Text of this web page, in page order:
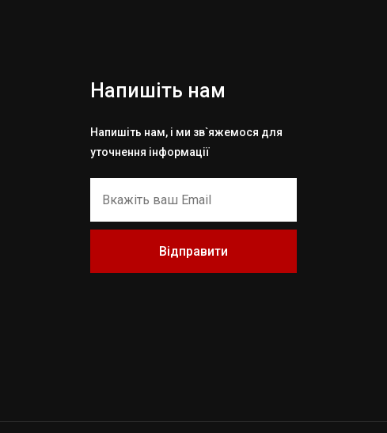
Напишіть нам
Напишіть нам, і ми зв`яжемося для
уточнення інформації
Відправити